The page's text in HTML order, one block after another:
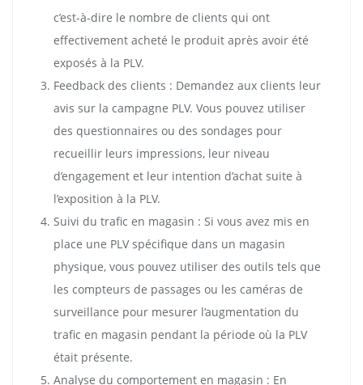
c’est-à-dire le nombre de clients qui ont
effectivement acheté le produit après avoir été
exposés à la PLV.
Feedback des clients : Demandez aux clients leur
avis sur la campagne PLV. Vous pouvez utiliser
des questionnaires ou des sondages pour
recueillir leurs impressions, leur niveau
d’engagement et leur intention d’achat suite à
l’exposition à la PLV.
Suivi du trafic en magasin : Si vous avez mis en
place une PLV spécifique dans un magasin
physique, vous pouvez utiliser des outils tels que
les compteurs de passages ou les caméras de
surveillance pour mesurer l’augmentation du
trafic en magasin pendant la période où la PLV
était présente.
Analyse du comportement en magasin : En